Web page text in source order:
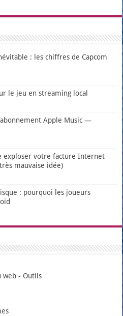
: les chiffres de Capcom
le jeu en streaming local
Apple Music —
exploser votre facture Internet
mauvaise idée)
: pourquoi les joueurs
web - Outils